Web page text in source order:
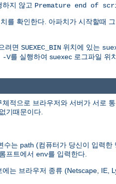
지 않고 Premature end of
를 확인한다. 아파치가 시작할때
려면 SUEXEC_BIN 위치에 있는
-V를 실행하여 suexec 로그파일 위
적으로 브라우저와 서버가 서로
기때문이다.
는 path (컴퓨터가 당신이 입력
프트에서 env를 입력한다.
는 브라우저 종류 (Netscape, IE,